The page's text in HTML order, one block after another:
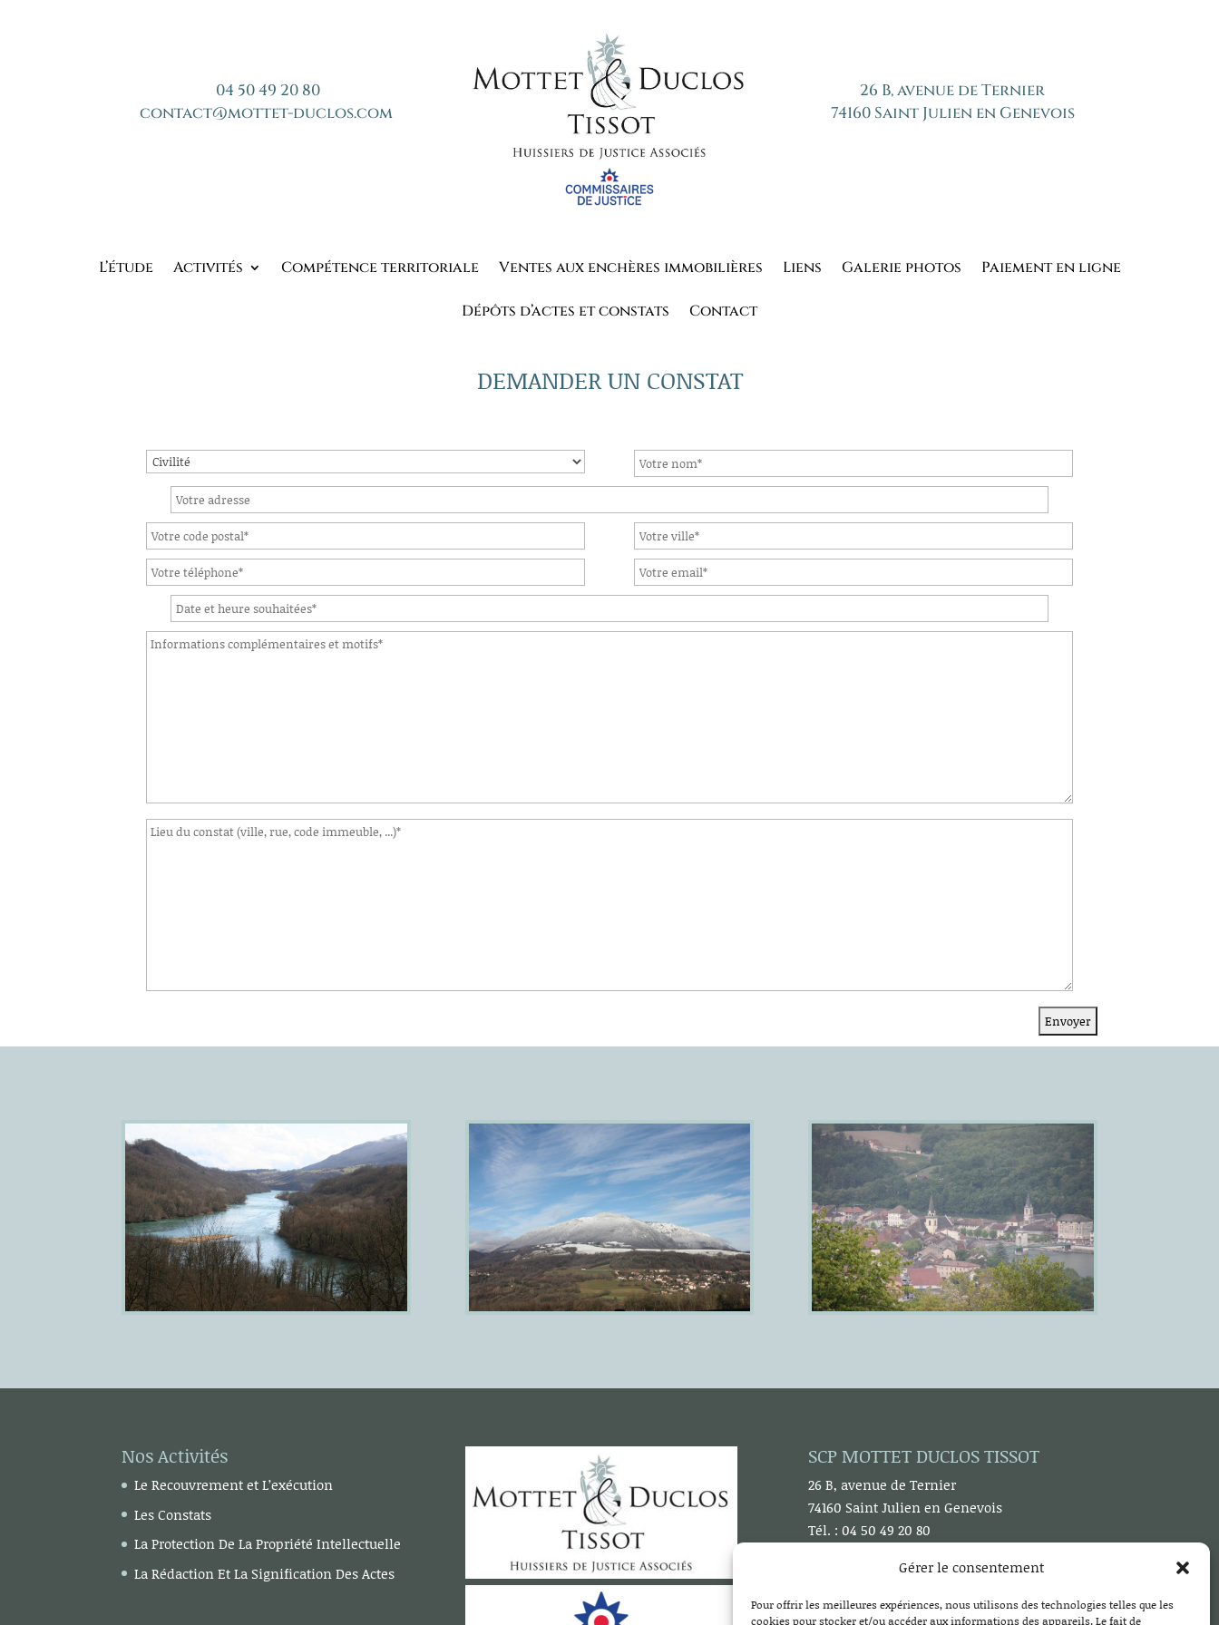
Gérer le consentement
Pour offrir les meilleures expériences, nous utilisons des technologies telles que les
cookies pour stocker et/ou accéder aux informations des appareils. Le fait de
04 50 49 20 80
contact@mottet-duclos.com
26 B, avenue de Ternier
74160 Saint Julien en Genevois
L’étude Activités Compétence territoriale Ventes aux enchères immobilières Liens Galerie photos Paiement en ligne
Dépôts d’actes et constats Contact
DEMANDER UN CONSTAT
Nos Activités
Le Recouvrement et L’exécution
Les Constats
La Protection De La Propriété Intellectuelle
La Rédaction Et La Signification Des Actes
SCP MOTTET DUCLOS TISSOT
26 B, avenue de Ternier
74160 Saint Julien en Genevois
Tél. : 04 50 49 20 80
contact@mottet-duclos.com